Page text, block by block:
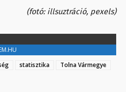
(fotó: illsuztráció, pexels)
statisztika
Tolna Vármegye